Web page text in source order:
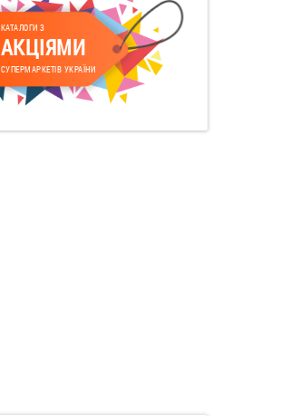
КАТАЛОГИ З
АКЦІЯМИ
СУПЕРМАРКЕТІВ УКРАЇНИ